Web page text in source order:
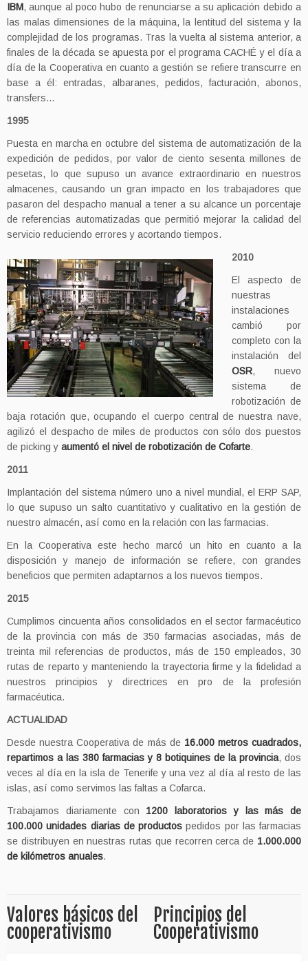
IBM, aunque al poco hubo de renunciarse a su aplicación debido a
las malas dimensiones de la máquina, la lentitud del sistema y la
complejidad de los programas. Tras la vuelta al sistema anterior, a
finales de la década se apuesta por el programa CACHÉ y el día a
día de la Cooperativa en cuanto a gestión se refiere transcurre en
base a él: entradas, albaranes, pedidos, facturación, abonos,
transfers…
1995
Puesta en marcha en octubre del sistema de automatización de la
expedición de pedidos, por valor de ciento sesenta millones de
pesetas, lo que supuso un avance extraordinario en nuestros
almacenes, causando un gran impacto en los trabajadores que
pasaron del despacho manual a tener a su alcance un porcentaje
de referencias automatizadas que permitió mejorar la calidad del
servicio reduciendo errores y acortando tiempos.
2010
El aspecto de
nuestras
instalaciones
cambió por
completo con la
instalación del
OSR, nuevo
sistema de
robotización de
baja rotación que, ocupando el cuerpo central de nuestra nave,
agilizó el despacho de miles de productos con sólo dos puestos
de picking y aumentó el nivel de robotización de Cofarte.
2011
Implantación del sistema número uno a nivel mundial, el ERP SAP,
lo que supuso un salto cuantitativo y cualitativo en la gestión de
nuestro almacén, así como en la relación con las farmacias.
En la Cooperativa este hecho marcó un hito en cuanto a la
disposición y manejo de información se refiere, con grandes
beneficios que permiten adaptarnos a los nuevos tiempos.
2015
Cumplimos cincuenta años consolidados en el sector farmacéutico
de la provincia con más de 350 farmacias asociadas, más de
treinta mil referencias de productos, más de 150 empleados, 30
rutas de reparto y manteniendo la trayectoria firme y la fidelidad a
nuestros principios y directrices en pro de la profesión
farmacéutica.
ACTUALIDAD
Desde nuestra Cooperativa de más de 16.000 metros cuadrados,
repartimos a las 380 farmacias y 8 botiquines de la provincia, dos
veces al día en la isla de Tenerife y una vez al día al resto de las
islas, así como servimos las faltas a Cofarca.
Trabajamos diariamente con 1200 laboratorios y las más de
100.000 unidades diarias de productos pedidos por las farmacias
se distribuyen en nuestras rutas que recorren cerca de 1.000.000
de kilómetros anuales.
Valores básicos del
cooperativismo
Principios del
Cooperativismo